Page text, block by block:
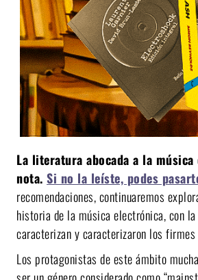
La literatura abocada a la
nota. Si no la leíste, podes
recomendaciones, continuaremos
historia de la música electrónica, con
caracterizan y caracterizaron los
Los protagonistas de este ámbito